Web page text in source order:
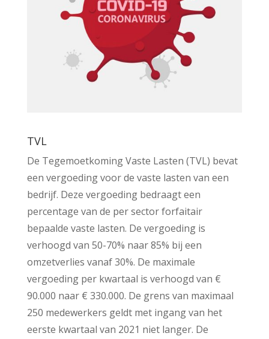
TVL
De Tegemoetkoming Vaste Lasten (TVL) bevat
een vergoeding voor de vaste lasten van een
bedrijf. Deze vergoeding bedraagt een
percentage van de per sector forfaitair
bepaalde vaste lasten. De vergoeding is
verhoogd van 50-70% naar 85% bij een
omzetverlies vanaf 30%. De maximale
vergoeding per kwartaal is verhoogd van €
90.000 naar € 330.000. De grens van maximaal
250 medewerkers geldt met ingang van het
eerste kwartaal van 2021 niet langer. De